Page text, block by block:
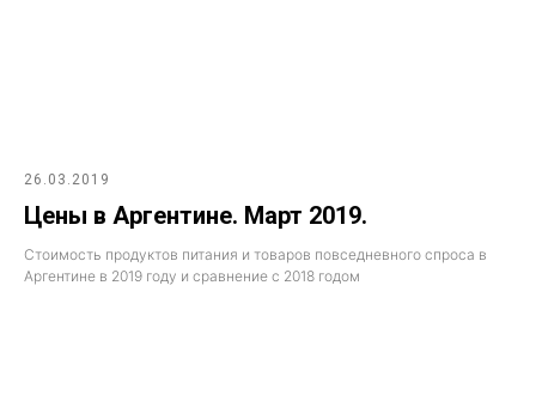
26.03.2019
Цены в Аргентине. Март 2019.
Стоимость продуктов питания и товаров повседневного спроса в
Аргентине в 2019 году и сравнение с 2018 годом